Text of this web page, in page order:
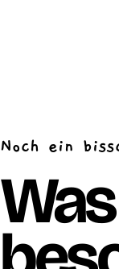
Noch ein